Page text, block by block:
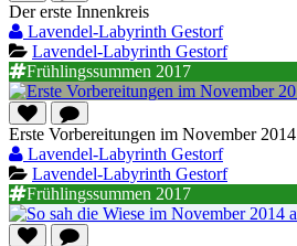
Der erste Innenkreis
Lavendel-Labyrinth Gestorf
Lavendel-Labyrinth Gestorf
Frühlingssummen 2017
Erste Vorbereitungen im November 2014
Lavendel-Labyrinth Gestorf
Lavendel-Labyrinth Gestorf
Frühlingssummen 2017